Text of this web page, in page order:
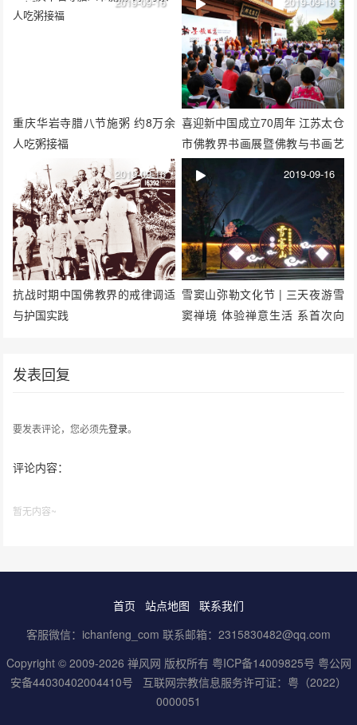
重庆华岩寺腊八节施粥 约8万余
人吃粥接福
喜迎新中国成立70周年 江苏太仓
市佛教界书画展暨佛教与书画艺
抗战时期中国佛教界的戒律调适
与护国实践
2019-09-16
雪窦山弥勒文化节 | 三天夜游雪
窦禅境 体验禅意生活 系首次向
2019-09-16
发表回复
要发表评论，您必须先登录。
评论内容：
暂无内容~
首页 站点地图
联系我们
客服微信：ichanfeng_com 联系邮箱：2315830482@qq.com
Copyright © 2009-2026 禅风网 版权所有 粤ICP备14009825号 粤公网
安备44030402004410号
互联网宗教信息服务许可证：粤（2022）
0000051